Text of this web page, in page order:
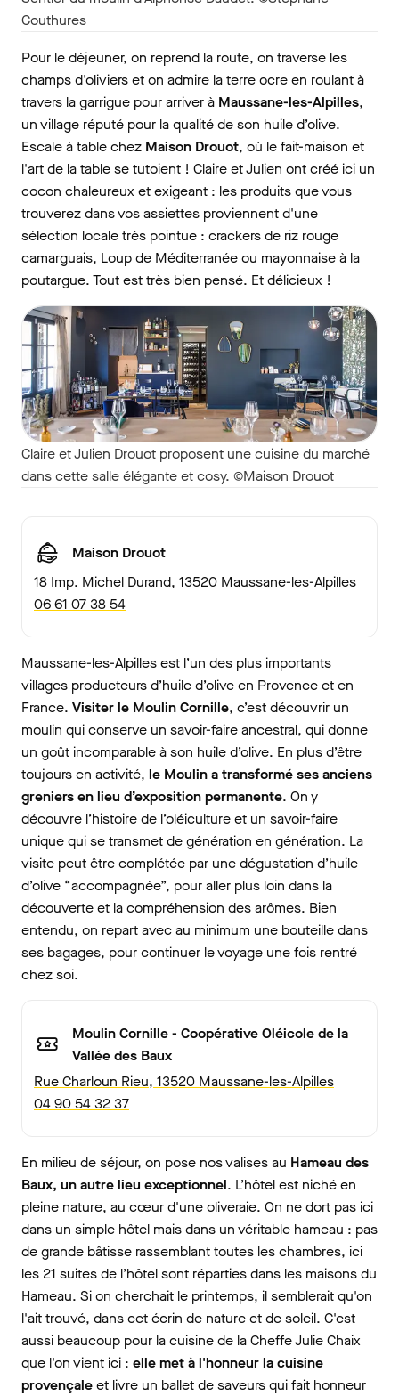
Couthures
Pour le déjeuner, on reprend la route, on traverse les
champs d'oliviers et on admire la terre ocre en roulant à
travers la garrigue pour arriver à Maussane-les-Alpilles,
un village réputé pour la qualité de son huile d’olive.
Escale à table chez Maison Drouot, où le fait-maison et
l'art de la table se tutoient ! Claire et Julien ont créé ici un
cocon chaleureux et exigeant : les produits que vous
trouverez dans vos assiettes proviennent d'une
sélection locale très pointue : crackers de riz rouge
camarguais, Loup de Méditerranée ou mayonnaise à la
poutargue. Tout est très bien pensé. Et délicieux !
Claire et Julien Drouot proposent une cuisine du marché
dans cette salle élégante et cosy. ©Maison Drouot
Maison Drouot
18 Imp. Michel Durand, 13520 Maussane-les-Alpilles
06 61 07 38 54
Maussane-les-Alpilles est l’un des plus importants
villages producteurs d’huile d’olive en Provence et en
France. Visiter le Moulin Cornille, c’est découvrir un
moulin qui conserve un savoir-faire ancestral, qui donne
un goût incomparable à son huile d’olive. En plus d’être
toujours en activité, le Moulin a transformé ses anciens
greniers en lieu d’exposition permanente. On y
découvre l’histoire de l’oléiculture et un savoir-faire
unique qui se transmet de génération en génération. La
visite peut être complétée par une dégustation d’huile
d’olive “accompagnée”, pour aller plus loin dans la
découverte et la compréhension des arômes. Bien
entendu, on repart avec au minimum une bouteille dans
ses bagages, pour continuer le voyage une fois rentré
chez soi.
Moulin Cornille - Coopérative Oléicole de la
Vallée des Baux
Rue Charloun Rieu, 13520 Maussane-les-Alpilles
04 90 54 32 37
En milieu de séjour, on pose nos valises au Hameau des
Baux, un autre lieu exceptionnel. L’hôtel est niché en
pleine nature, au cœur d'une oliveraie. On ne dort pas ici
dans un simple hôtel mais dans un véritable hameau : pas
de grande bâtisse rassemblant toutes les chambres, ici
les 21 suites de l’hôtel sont réparties dans les maisons du
Hameau. Si on cherchait le printemps, il semblerait qu'on
l'ait trouvé, dans cet écrin de nature et de soleil. C'est
aussi beaucoup pour la cuisine de la Cheffe Julie Chaix
que l'on vient ici : elle met à l'honneur la cuisine
provençaleet livre un ballet de saveurs qui fait honneur